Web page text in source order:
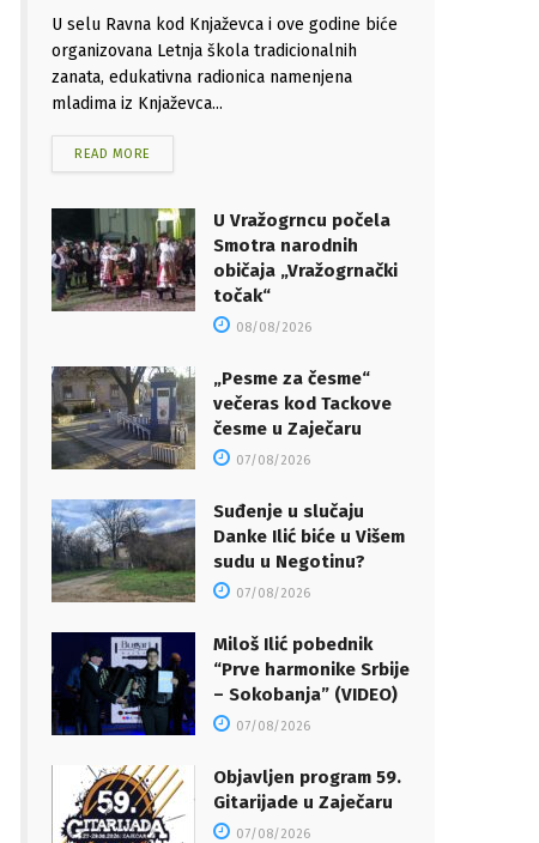
U selu Ravna kod Knjaževca i ove godine biće
organizovana Letnja škola tradicionalnih
zanata, edukativna radionica namenjena
mladima iz Knjaževca...
READ MORE
U Vražogrncu počela
Smotra narodnih
običaja „Vražogrnački
točak“
08/08/2026
„Pesme za česme“
večeras kod Tackove
česme u Zaječaru
07/08/2026
Suđenje u slučaju
Danke Ilić biće u Višem
sudu u Negotinu?
07/08/2026
Miloš Ilić pobednik
“Prve harmonike Srbije
– Sokobanja” (VIDEO)
07/08/2026
Objavljen program 59.
Gitarijade u Zaječaru
07/08/2026